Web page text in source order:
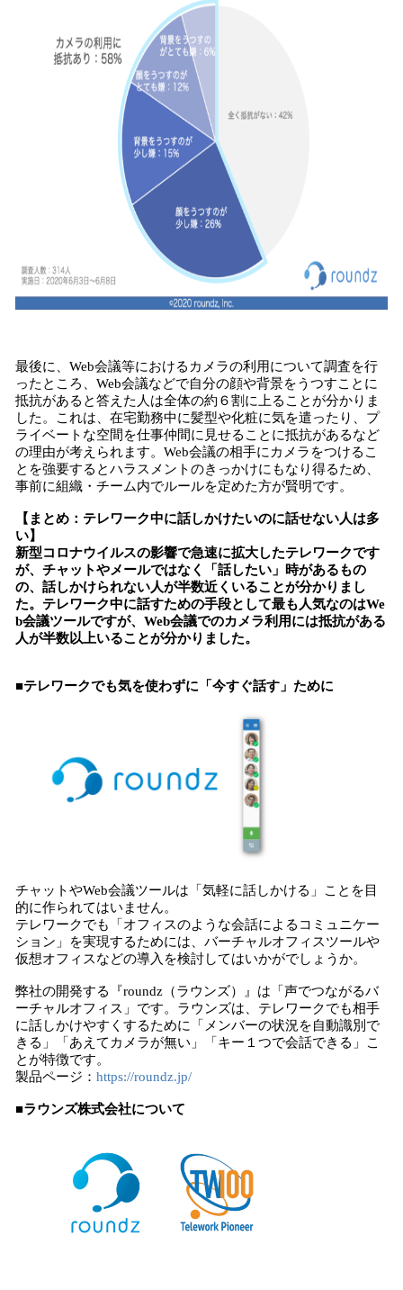
最後に、Web会議等におけるカメラの利用について調査を行
ったところ、Web会議などで自分の顔や背景をうつすことに
抵抗があると答えた人は全体の約６割に上ることが分かりま
した。これは、在宅勤務中に髪型や化粧に気を遣ったり、プ
ライベートな空間を仕事仲間に見せることに抵抗があるなど
の理由が考えられます。Web会議の相手にカメラをつけるこ
とを強要するとハラスメントのきっかけにもなり得るため、
事前に組織・チーム内でルールを定めた方が賢明です。
【まとめ：テレワーク中に話しかけたいのに話せない人は多
い】
新型コロナウイルスの影響で急速に拡大したテレワークです
が、チャットやメールではなく「話したい」時があるもの
の、話しかけられない人が半数近くいることが分かりまし
た。テレワーク中に話すための手段として最も人気なのはWe
b会議ツールですが、Web会議でのカメラ利用には抵抗がある
人が半数以上いることが分かりました。
■テレワークでも気を使わずに「今すぐ話す」ために
チャットやWeb会議ツールは「気軽に話しかける」ことを目
的に作られてはいません。
テレワークでも「オフィスのような会話によるコミュニケー
ション」を実現するためには、バーチャルオフィスツールや
仮想オフィスなどの導入を検討してはいかがでしょうか。
弊社の開発する『roundz（ラウンズ）』は「声でつながるバ
ーチャルオフィス」です。ラウンズは、テレワークでも相手
に話しかけやすくするために「メンバーの状況を自動識別で
きる」「あえてカメラが無い」「キー１つで会話できる」こ
とが特徴です。
製品ページ： https://roundz.jp/
■ラウンズ株式会社について